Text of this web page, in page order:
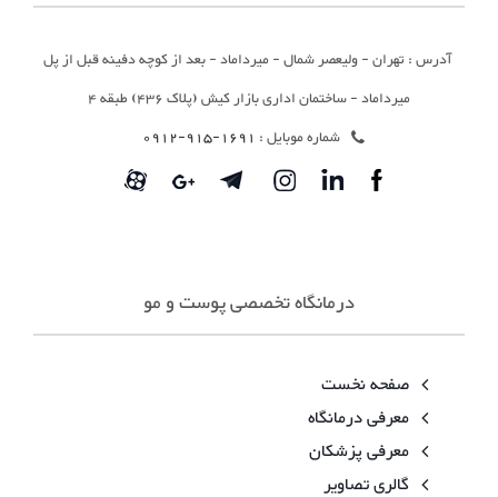
آدرس : تهران - ولیعصر شمال - میرداماد - بعد از کوچه دفینه قبل از پل
میرداماد - ساختمان اداری بازار کیش (پلاک 436) طبقه 4
شماره موبایل : 1691-915-0912
درمانگاه تخصصی پوست و مو
صفحه نخست
معرفی درمانگاه
معرفی پزشکان
گالری تصاویر